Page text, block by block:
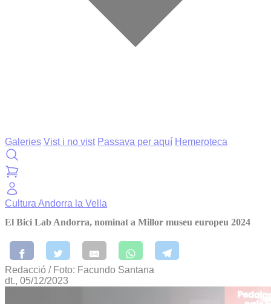
Galeries Vist i no vist Passava per aquí Hemeroteca
Cultura Andorra la Vella
El Bici Lab Andorra, nominat a Millor museu europeu 2024
Redacció / Foto: Facundo Santana
dt., 05/12/2023